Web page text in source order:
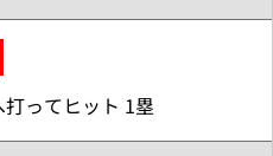
ってヒット 1塁